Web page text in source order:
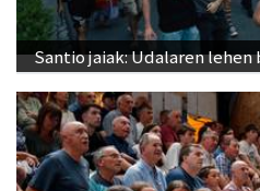
Santio jaiak: Udalaren lehen